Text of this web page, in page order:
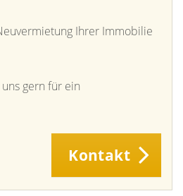
Ihrer Immobilie
gern für ein
Kontakt